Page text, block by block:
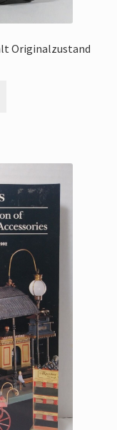
Originalzustand